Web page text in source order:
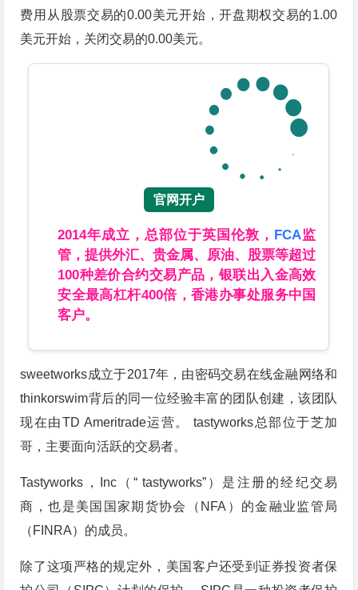
费用从股票交易的0.00美元开始，开盘期权交易的1.00
美元开始，关闭交易的0.00美元。
官网开户
2014年成立，总部位于英国伦敦， FCA监
管，提供外汇、贵金属、原油、股票等超过
100种差价合约交易产品，银联出入金高效
安全最高杠杆400倍，香港办事处服务中国
客户。
sweetworks成立于2017年，由密码交易在线金融网络和
thinkorswim背后的同一位经验丰富的团队创建，该团队
现在由TD Ameritrade运营。 tastyworks总部位于芝加
哥，主要面向活跃的交易者。
Tastyworks，Inc（“ tastyworks”）是注册的经纪交易
商，也是美国国家期货协会（NFA）的金融业监管局
（FINRA）的成员。
除了这项严格的规定外，美国客户还受到证券投资者保